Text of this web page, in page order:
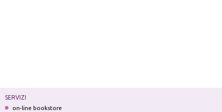
SERVIZI
on-line bookstore